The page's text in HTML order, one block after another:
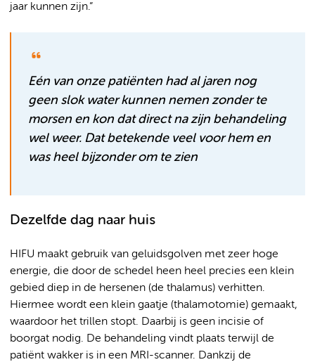
jaar kunnen zijn.”
Eén van onze patiënten had al jaren nog
geen slok water kunnen nemen zonder te
morsen en kon dat direct na zijn behandeling
wel weer. Dat betekende veel voor hem en
was heel bijzonder om te zien
Dezelfde dag naar huis
HIFU maakt gebruik van geluidsgolven met zeer hoge
energie, die door de schedel heen heel precies een klein
gebied diep in de hersenen (de thalamus) verhitten.
Hiermee wordt een klein gaatje (thalamotomie) gemaakt,
waardoor het trillen stopt. Daarbij is geen incisie of
boorgat nodig. De behandeling vindt plaats terwijl de
patiënt wakker is in een MRI-scanner. Dankzij de